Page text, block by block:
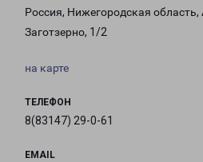
Россия, Нижегородская область,
Заготзерно, 1/2
на карте
ТЕЛЕФОН
8(83147) 29-0-61
EMAIL